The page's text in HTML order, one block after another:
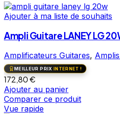
Ajouter à ma liste de souhaits
Ampli Guitare LANEY LG
Amplificateurs Guitares,
MEILLEUR PRIX INTERNET !
172,80€
Ajouter au panier
Comparer ce produit
Vue rapide